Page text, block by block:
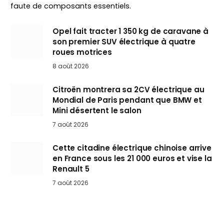
faute de composants essentiels.
Opel fait tracter 1 350 kg de caravane à
son premier SUV électrique à quatre
roues motrices
8 août 2026
Citroën montrera sa 2CV électrique au
Mondial de Paris pendant que BMW et
Mini désertent le salon
7 août 2026
Cette citadine électrique chinoise arrive
en France sous les 21 000 euros et vise la
Renault 5
7 août 2026